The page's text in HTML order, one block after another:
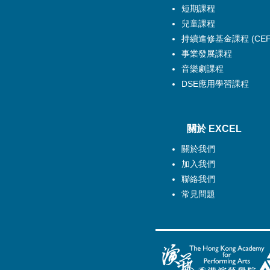
短期課程
兒童課程
持續進修基金課程
事業發展課程
音樂劇課程
DSE應用學習課程
關於 EXCEL
關於我們
加入我們
聯絡我們
常見問題